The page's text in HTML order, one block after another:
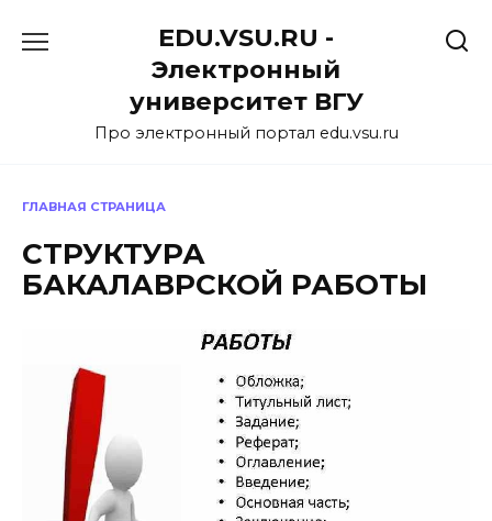
EDU.VSU.RU -
Электронный
университет ВГУ
Про электронный портал edu.vsu.ru
ГЛАВНАЯ СТРАНИЦА
СТРУКТУРА
БАКАЛАВРСКОЙ РАБОТЫ